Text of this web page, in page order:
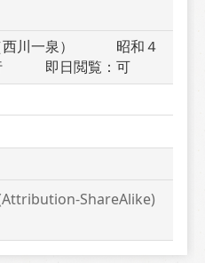
川一泉）　　　昭和４
　　即日閲覧：可
(Attribution-ShareAlike)